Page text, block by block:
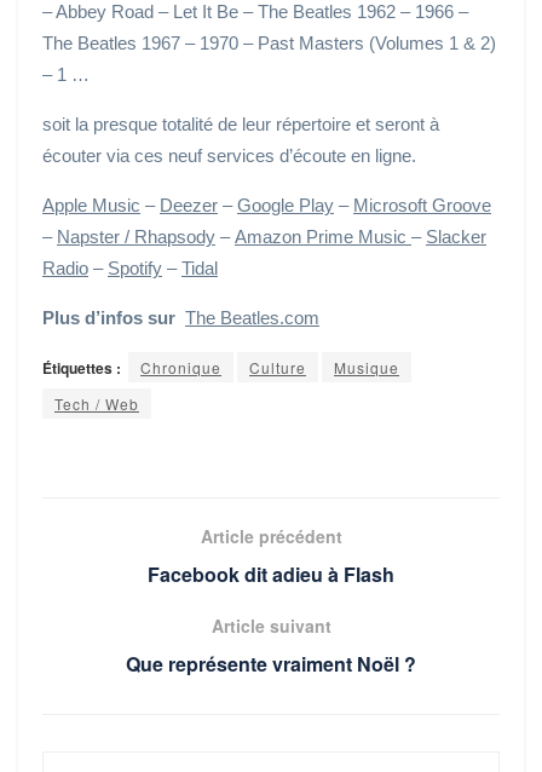
– Abbey Road – Let It Be – The Beatles 1962 – 1966 –
The Beatles 1967 – 1970 – Past Masters (Volumes 1 & 2)
– 1 …
soit la presque totalité de leur répertoire et seront à
écouter via ces neuf services d’écoute en ligne.
Apple Music – Deezer –Google Play – Microsoft Groove
– Napster / Rhapsody –Amazon Prime Music – Slacker
Radio – Spotify –Tidal
Plus d’infos sur The Beatles.com
Étiquettes : Chronique Culture
Musique
Tech / Web
Article précédent
Facebook dit adieu à Flash
Article suivant
Que représente vraiment Noël ?